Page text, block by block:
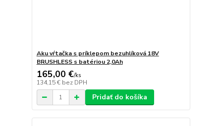
Aku vŕtačka s príklepom bezuhlíková 18V
BRUSHLESS s batériou 2,0Ah
165,00 €/ks
134,15 € bez DPH
Pridať do košíka